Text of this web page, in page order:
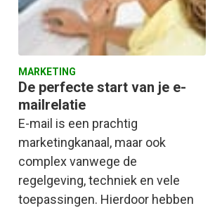
MARKETING
De perfecte start van je e-
mailrelatie
E-mail is een prachtig
marketingkanaal, maar ook
complex vanwege de
regelgeving, techniek en vele
toepassingen. Hierdoor hebben